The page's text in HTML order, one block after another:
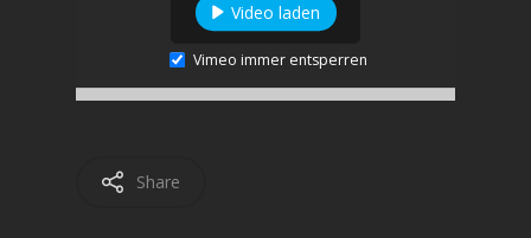
Video laden
Vimeo immer entsperren
Share